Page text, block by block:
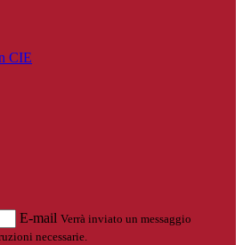
CIE
E-mail Verrà inviato un messaggio
necessarie.